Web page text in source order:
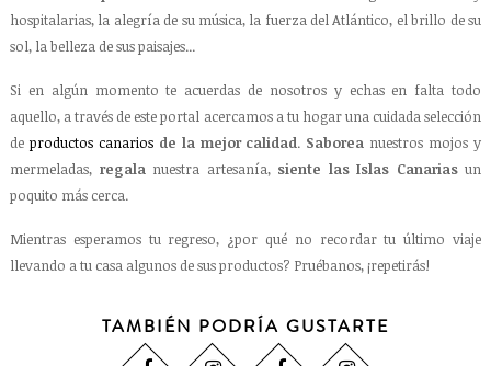
hospitalarias, la alegría de su música, la fuerza del Atlántico, el brillo de su
sol, la belleza de sus paisajes...
Si en algún momento te acuerdas de nosotros y echas en falta todo
aquello, a través de este portal acercamos a tu hogar una cuidada selección
de productos canariosde la mejor calidad. Saborea nuestros mojos y
mermeladas, regalanuestra artesanía, siente las Islas Canariasun
poquito más cerca.
Mientras esperamos tu regreso, ¿por qué no recordar tu último viaje
llevando a tu casa algunos de sus productos? Pruébanos, ¡repetirás!
TAMBIÉN PODRÍA GUSTARTE